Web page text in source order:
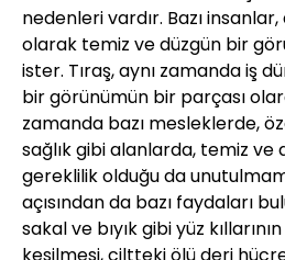
nedenleri vardır. Bazı
olarak temiz ve düzgün bir
ister. Tıraş, aynı zamanda iş
bir görünümün bir parçası
zamanda bazı mesleklerde,
sağlık gibi alanlarda, temiz ve
gereklilik olduğu da
açısından da bazı faydaları
sakal ve bıyık gibi yüz
kesilmesi, ciltteki ölü deri